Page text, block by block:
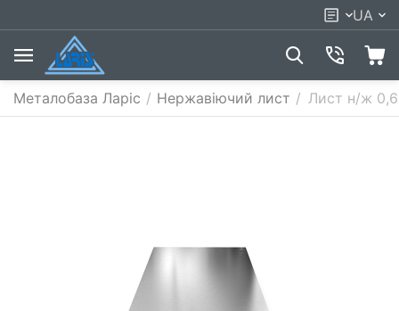
UA
Металобаза Ларіс / Нержавіючий лист / Лист н/ж 0,6